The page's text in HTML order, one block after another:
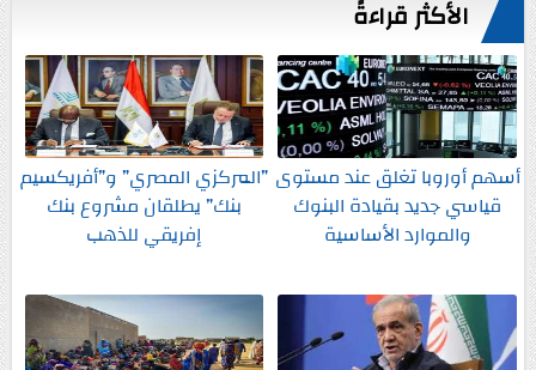
الأكثر قراءةً
أسهم أوروبا تغلق عند مستوى
قياسي جديد بقيادة البنوك
والموارد الأساسية
”المركزي المصري” و”أفريكسيم
بنك” يطلقان مشروع بنك
إفريقي للذهب